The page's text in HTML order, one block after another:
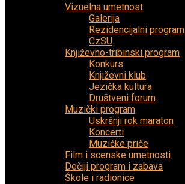
Vizuelna umetnost
Galerija
Rezidencijalni program
CzSU
Književno-tribinski program
Konkurs
Književni klub
Jezička kultura
Društveni forum
Muzički program
Uskršnji rok maraton
Koncerti
Muzičke priče
Film i scenske umetnosti
Dečiji program i zabava
Škole i radionice